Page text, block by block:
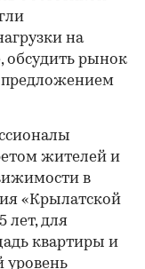
на
обсудить рынок
предложением
жителей и
в
«Крылатской
лет, для
квартиры и
уровень